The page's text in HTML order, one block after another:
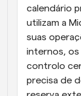
calendário
utilizam a
suas
internos,
controlo
precisa de